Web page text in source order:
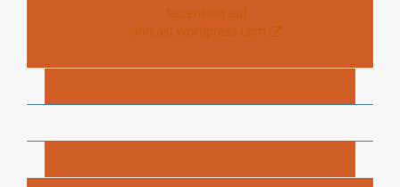
Rezension auf
ohrcast.wordpress.com